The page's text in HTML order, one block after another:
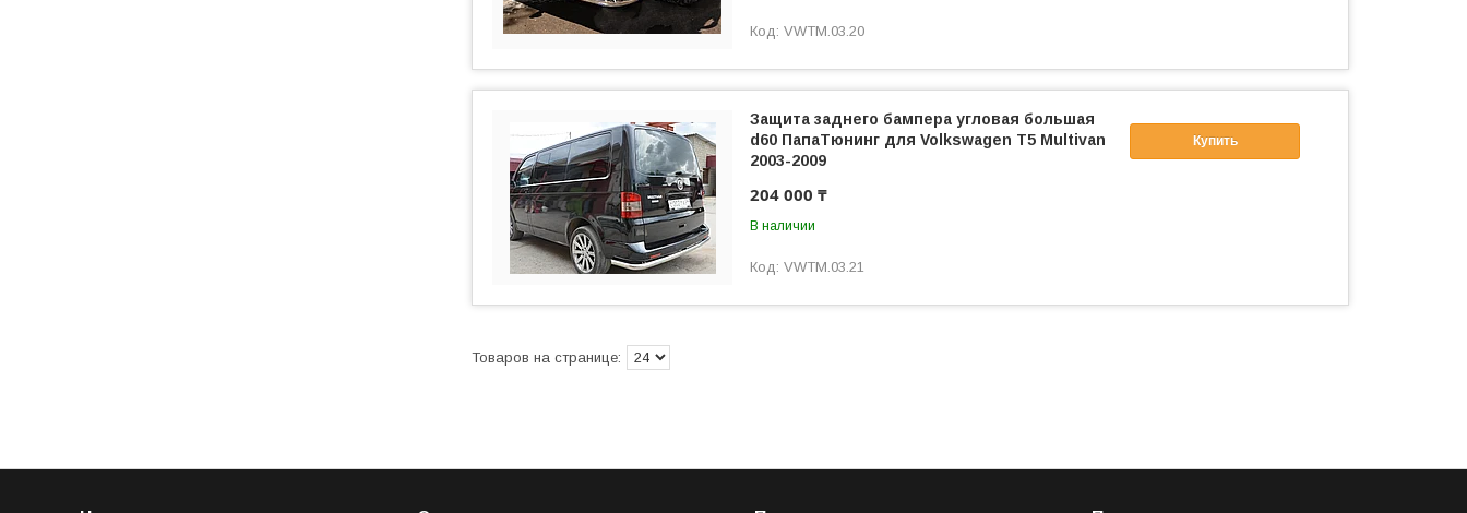
VWTM.03.20
Купить
Защита заднего бампера угловая большая
d60 ПапаТюнинг для Volkswagen T5 Multivan
2003-2009
204 000 ₸
В наличии
VWTM.03.21